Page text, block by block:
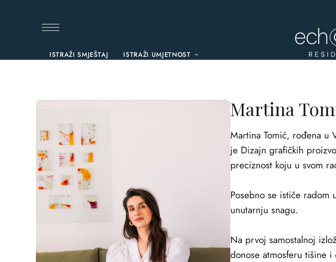
ISTRAŽI SMJEŠTAJ ISTRAŽI UMJETNOST
Martina
Martina Tomić, rođena u
je Dizajn grafičkih
preciznost koju u svom
Posebno se ističe radom
unutarnju snagu.
Na prvoj samostalnoj
donose atmosferu tišine